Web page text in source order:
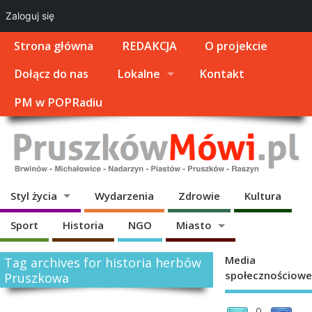
Strona główna REDAKCJA
O projekcie
Dołącz do nas
Lokalne
Kontakt
PM w POPRadiu
Styl życia Wydarzenia Zdrowie Kultura
Sport Historia NGO Miasto
Tag archives for historia herbów
Pruszkowa
Media
społecznościowe
Zaloguj się